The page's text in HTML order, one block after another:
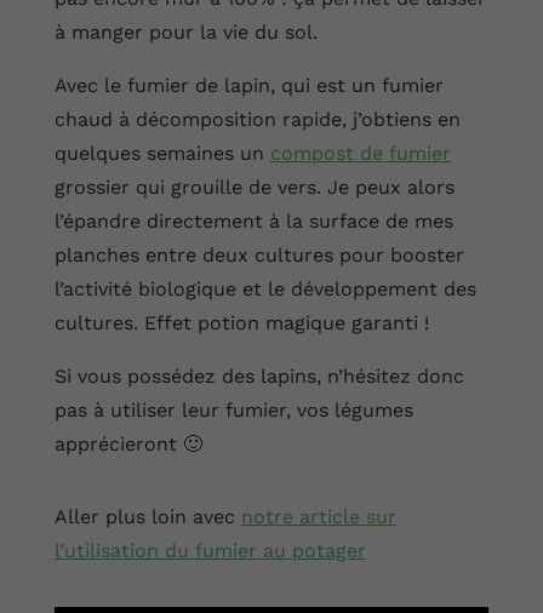
à manger pour la vie du sol.
Avec le fumier de lapin, qui est un fumier
chaud à décomposition rapide, j’obtiens en
quelques semaines un compost de fumier
grossier qui grouille de vers. Je peux alors
l’épandre directement à la surface de mes
planches entre deux cultures pour booster
l’activité biologique et le développement des
cultures. Effet potion magique garanti !
Si vous possédez des lapins, n’hésitez donc
pas à utiliser leur fumier, vos légumes
apprécieront 🙂
Aller plus loin avec notre article sur
l’utilisation du fumier au potager